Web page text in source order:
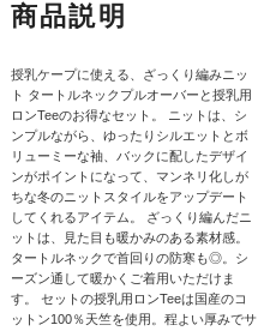
商品説明
授乳ケープに使える、ざっくり編みニッ
ト タートルネックプルオーバーと授乳用
ロンTeeのお得なセット。 ニットは、シ
ンプルながら、ゆったりシルエットとボ
リューミーな袖、バックに配したデザイ
ンがポイントになって、マンネリ化しが
ちな冬のニットスタイルをアップデート
してくれるアイテム。 ざっくり編んだニ
ットは、見た目も暖かみのある素材感。
タートルネックで首回りの防寒も◎。シ
ーズン通して暖かくご着用いただけま
す。 セットの授乳用ロンTeeは国産のコ
ットン100％天竺を使用。程よい厚みでサ